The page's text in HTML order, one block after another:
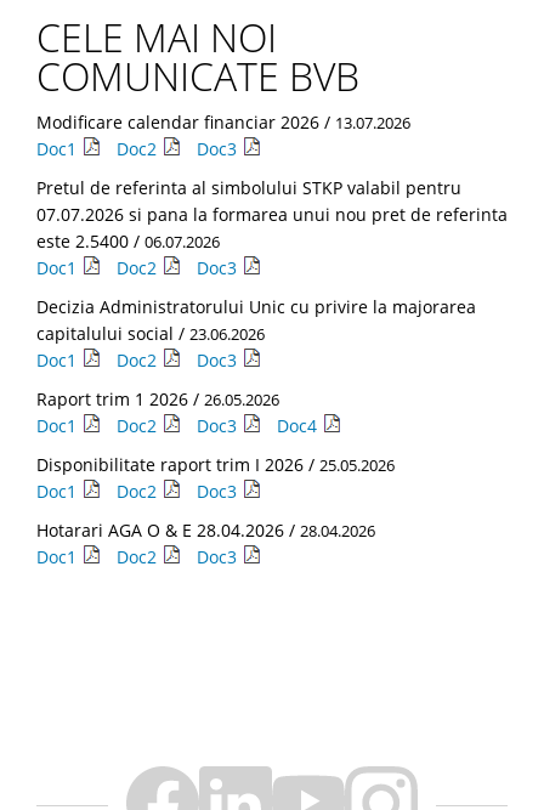
CELE MAI NOI
COMUNICATE BVB
Modificare calendar financiar 2026 / 13.07.2026
Doc1 Doc2
Doc3
Pretul de referinta al simbolului STKP valabil pentru
07.07.2026 si pana la formarea unui nou pret de referinta
este 2.5400 / 06.07.2026
Doc1 Doc2
Doc3
Decizia Administratorului Unic cu privire la majorarea
capitalului social / 23.06.2026
Doc1 Doc2
Doc3
Raport trim 1 2026 / 26.05.2026
Doc1 Doc2 Doc3
Doc4
Disponibilitate raport trim I 2026 / 25.05.2026
Doc1 Doc2
Doc3
Hotarari AGA O & E 28.04.2026 / 28.04.2026
Doc1 Doc2 Doc3